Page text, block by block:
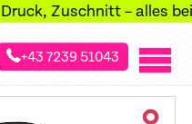
Zuschnitt – alles bei
+43 7239 51043